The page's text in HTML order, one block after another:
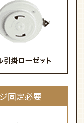
固定必要